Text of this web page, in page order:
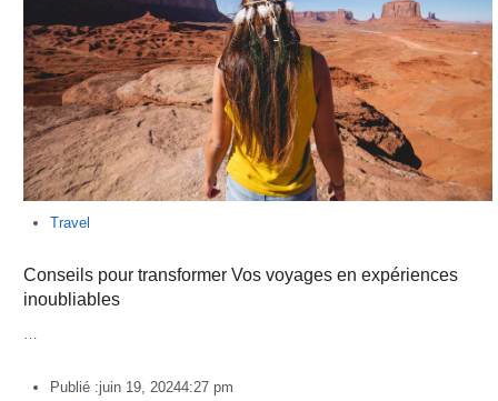
Travel
Conseils pour transformer Vos voyages en expériences
inoubliables
Publié :juin 19, 20244:27 pm